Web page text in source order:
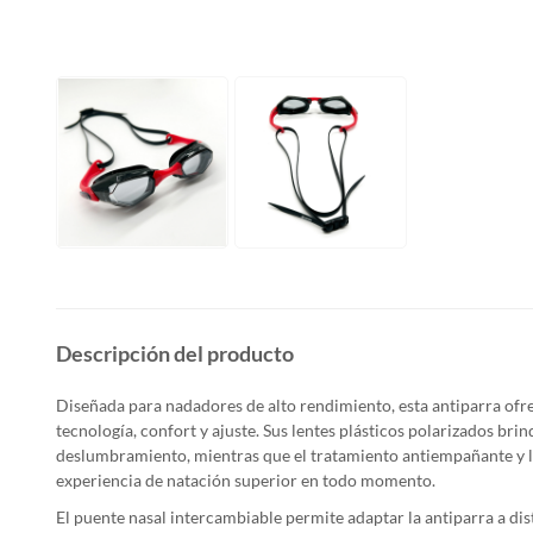
Descripción del producto
Diseñada para nadadores de alto rendimiento, esta antiparra
tecnología, confort y ajuste. Sus lentes plásticos polarizados
deslumbramiento, mientras que el tratamiento antiempañante y
experiencia de natación superior en todo momento.
El puente nasal intercambiable permite adaptar la antiparra a